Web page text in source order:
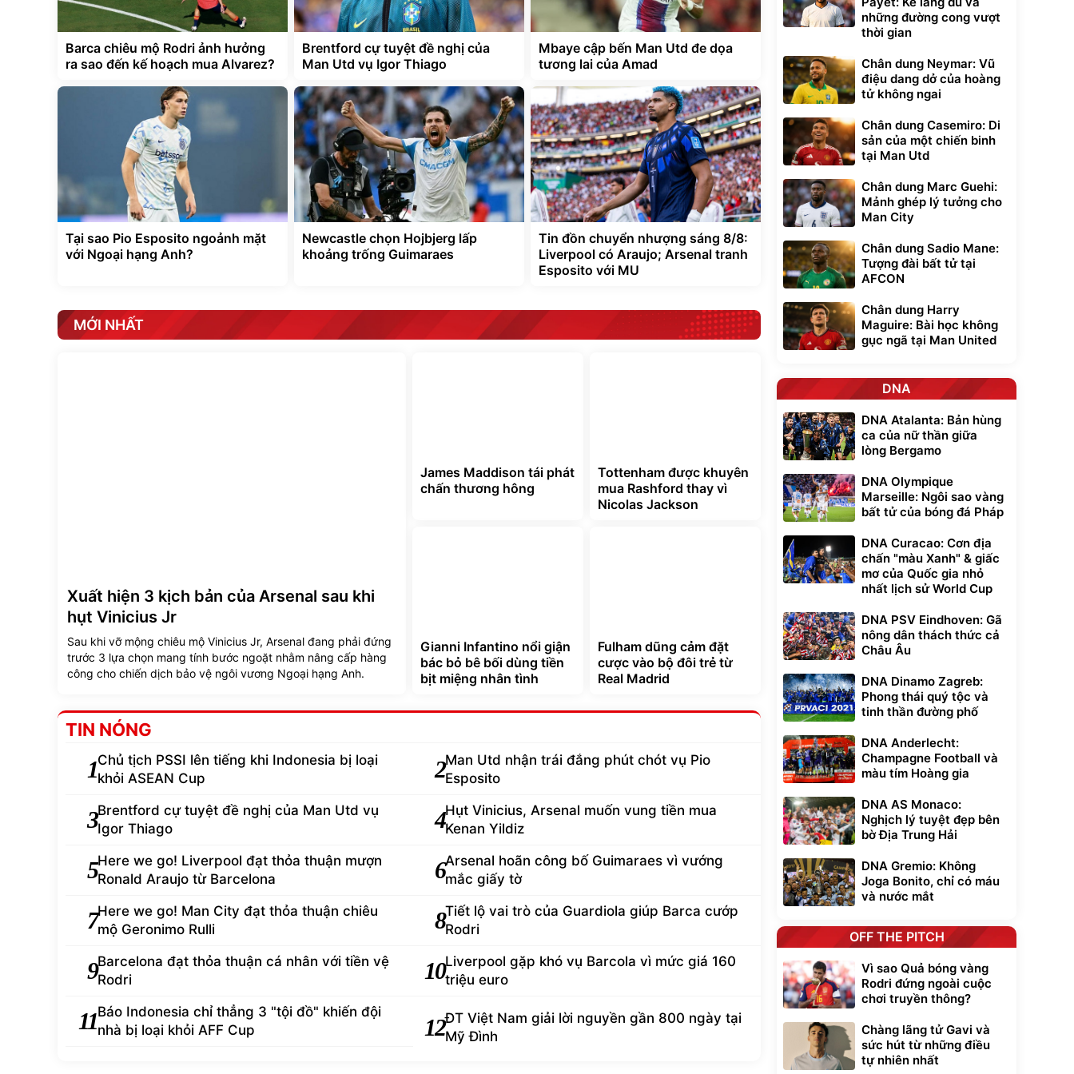
Barca chiêu mộ Rodri ảnh hưởng
ra sao đến kế hoạch mua Alvarez?
Brentford cự tuyệt đề nghị của
Man Utd vụ Igor Thiago
Mbaye cập bến Man Utd đe dọa
tương lai của Amad
Tại sao Pio Esposito ngoảnh mặt
với Ngoại hạng Anh?
Newcastle chọn Hojbjerg lấp
khoảng trống Guimaraes
Tin đồn chuyển nhượng sáng 8/8:
Liverpool có Araujo; Arsenal tranh
Esposito với MU
MỚI NHẤT
Xuất hiện 3 kịch bản của Arsenal sau khi
hụt Vinicius Jr
Sau khi vỡ mộng chiêu mộ Vinicius Jr, Arsenal đang phải đứng
trước 3 lựa chọn mang tính bước ngoặt nhằm nâng cấp hàng
công cho chiến dịch bảo vệ ngôi vương Ngoại hạng Anh.
James Maddison tái phát
chấn thương hông
Tottenham được khuyên
mua Rashford thay vì
Nicolas Jackson
Gianni Infantino nổi giận
bác bỏ bê bối dùng tiền
bịt miệng nhân tình
Fulham dũng cảm đặt
cược vào bộ đôi trẻ từ
Real Madrid
TIN NÓNG
1Chủ tịch PSSI lên tiếng khi Indonesia bị loại
khỏi ASEAN Cup
2Man Utd nhận trái đắng phút chót vụ Pio
Esposito
3Brentford cự tuyệt đề nghị của Man Utd vụ
Igor Thiago
4Hụt Vinicius, Arsenal muốn vung tiền mua
Kenan Yildiz
5Here we go! Liverpool đạt thỏa thuận mượn
Ronald Araujo từ Barcelona
6Arsenal hoãn công bố Guimaraes vì vướng
mắc giấy tờ
7Here we go! Man City đạt thỏa thuận chiêu
mộ Geronimo Rulli
8Tiết lộ vai trò của Guardiola giúp Barca cướp
Rodri
9Barcelona đạt thỏa thuận cá nhân với tiền vệ
Rodri
10Liverpool gặp khó vụ Barcola vì mức giá 160
triệu euro
11Báo Indonesia chỉ thẳng 3 "tội đồ" khiến đội
nhà bị loại khỏi AFF Cup
12ĐT Việt Nam giải lời nguyền gần 800 ngày tại
Mỹ Đình
những đường cong vượt
thời gian
Chân dung Neymar: Vũ
điệu dang dở của hoàng
tử không ngai
Chân dung Casemiro: Di
sản của một chiến binh
tại Man Utd
Chân dung Marc Guehi:
Mảnh ghép lý tưởng cho
Man City
Chân dung Sadio Mane:
Tượng đài bất tử tại
AFCON
Chân dung Harry
Maguire: Bài học không
gục ngã tại Man United
DNA
DNA Atalanta: Bản hùng
ca của nữ thần giữa
lòng Bergamo
DNA Olympique
Marseille: Ngôi sao vàng
bất tử của bóng đá Pháp
DNA Curacao: Cơn địa
chấn "màu Xanh" & giấc
mơ của Quốc gia nhỏ
nhất lịch sử World Cup
DNA PSV Eindhoven: Gã
nông dân thách thức cả
Châu Âu
DNA Dinamo Zagreb:
Phong thái quý tộc và
tinh thần đường phố
DNA Anderlecht:
Champagne Football và
màu tím Hoàng gia
DNA AS Monaco:
Nghịch lý tuyệt đẹp bên
bờ Địa Trung Hải
DNA Gremio: Không
Joga Bonito, chỉ có máu
và nước mắt
OFF THE PITCH
Vì sao Quả bóng vàng
Rodri đứng ngoài cuộc
chơi truyền thông?
Chàng lãng tử Gavi và
sức hút từ những điều
tự nhiên nhất